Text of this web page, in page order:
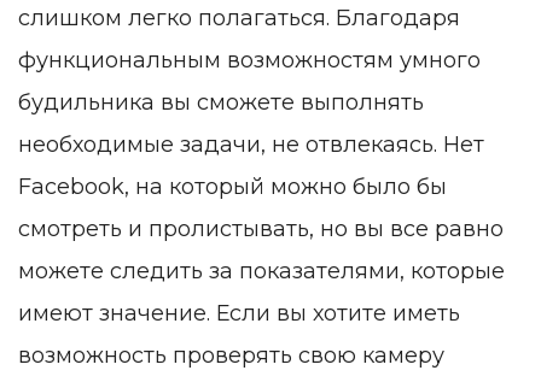
слишком легко полагаться. Благодаря
функциональным возможностям умного
будильника вы сможете выполнять
необходимые задачи, не отвлекаясь. Нет
Facebook, на который можно было бы
смотреть и пролистывать, но вы все равно
можете следить за показателями, которые
имеют значение. Если вы хотите иметь
возможность проверять свою камеру